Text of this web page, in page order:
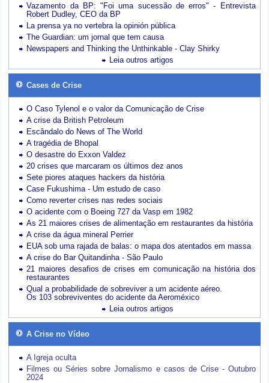
Vazamento da BP: "Foi uma sucessão de erros" - Entrevista
Robert Dudley, CEO da BP
La prensa ya no vertebra la opinión pública
The Guardian: um jornal que tem causa
Newspapers and Thinking the Unthinkable - Clay Shirky
Leia outros artigos
Cases de Crise
O Caso Tylenol e o valor da Comunicação de Crise
A crise da British Petroleum
Escândalo do News of The World
A tragédia de Bhopal
O desastre do Exxon Valdez
20 crises que marcaram os últimos dez anos
Sete piores ataques hackers da história
Case Fukushima - Um estudo de caso
Como reverter crises nas redes sociais
O acidente com o Boeing 727 da Vasp em 1982
As 21 maiores crises de alimentação em restaurantes da história
A crise da água mineral Perrier
EUA sob uma rajada de balas: o mapa dos atentados em massa
A crise do Bar Quitandinha - São Paulo
21 maiores desafios de crises em comunicação na história dos
restaurantes
Qual a probabilidade de sobreviver a um acidente aéreo.
Os 103 sobreviventes do acidente da Aeroméxico
Leia outros artigos
A Crise no Vídeo
A Igreja oculta
Filmes ou Séries sobre Jornalismo e casos de Crise - Outubro
2024